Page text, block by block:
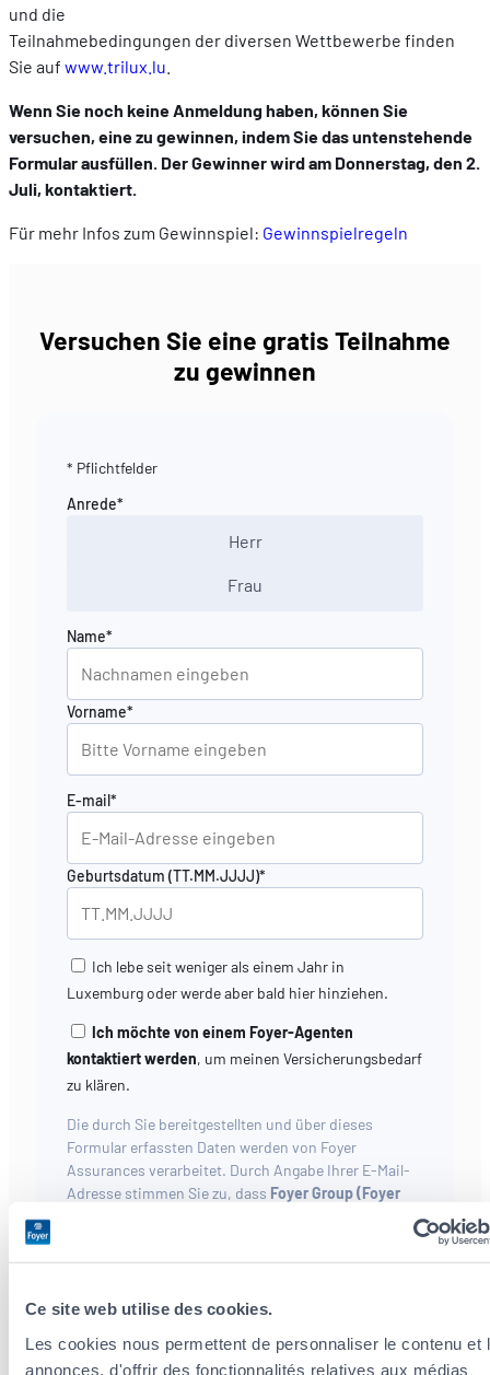
Ce site web utilise des cookies.
Les cookies nous permettent de personnaliser le contenu et
annonces, d'offrir des fonctionnalités relatives aux médias
und die
Teilnahmebedingungen der diversen Wettbewerbe finden
Sie auf www.trilux.lu
Wenn Sie noch keine Anmeldung haben, können Sie
versuchen, eine zu gewinnen, indem Sie das untenstehende
Formular ausfüllen. Der Gewinner wird am Donnerstag, den 2.
Juli, kontaktiert.
Für mehr Infos zum Gewinnspiel: Gewinnspielregeln
Versuchen Sie eine gratis Teilnahme
zu gewinnen
* Pflichtfelder
Anrede*
Herr
Frau
Name*
Vorname*
E-mail*
Geburtsdatum (TT.MM.JJJJ)*
Ich lebe seit weniger als einem Jahr in
Luxemburg oder werde aber bald hier hinziehen.
Ich möchte von einem Foyer-Agenten
kontaktiert werden, um meinen Versicherungsbedarf
zu klären.
Die durch Sie bereitgestellten und über dieses
Formular erfassten Daten werden von Foyer
Assurances verarbeitet. Durch Angabe Ihrer E-Mail-
Adresse stimmen Sie zu, dass Foyer Group (Foyer
Werbezwecken verwendet. Sie haben die Möglichkeit,